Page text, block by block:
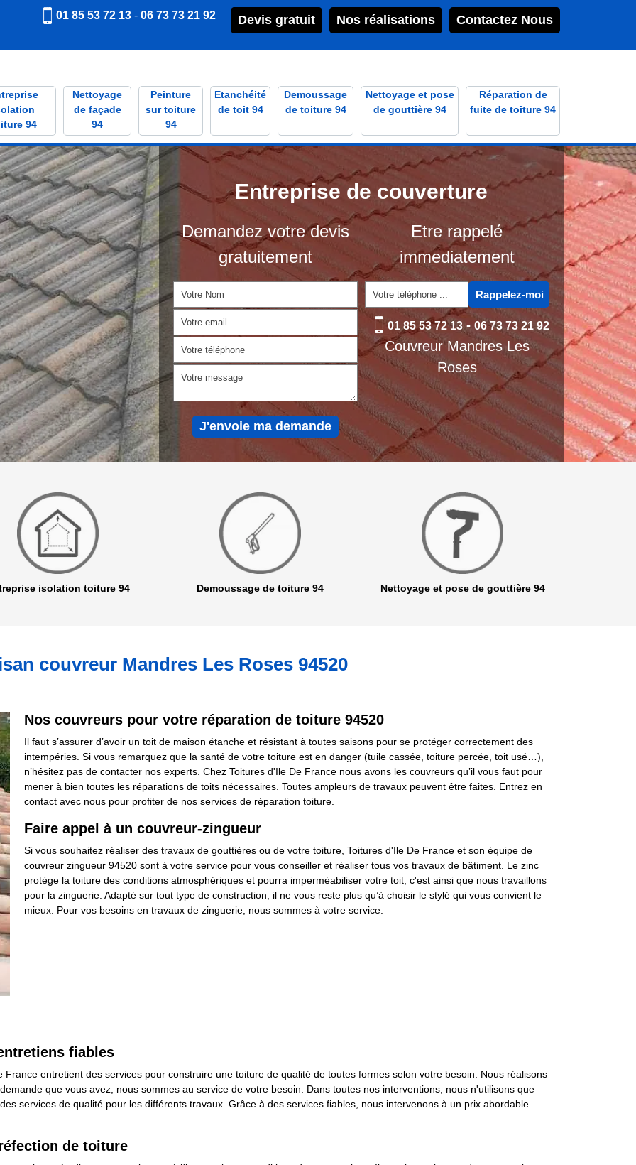
Devis gratuit Nos réalisations Contactez Nous
01 85 53 72 13 - 06 73 73 21 92
94
Nettoyage
de façade
94
Peinture
sur toiture
94
Etanchéité
de toit 94
Demoussage
de toiture 94
Nettoyage et pose
de gouttière 94
Réparation de
fuite de toiture 94
Entreprise de couverture
Demandez votre devis
gratuitement
Etre rappelé
immediatement
01 85 53 72 13- 06 73 73 21 92
Couvreur Mandres Les
Roses
isolation toiture 94 Demoussage de toiture 94 Nettoyage et pose de gouttière 94
couvreur Mandres Les Roses 94520
Nos couvreurs pour votre réparation de toiture 94520
Il faut s’assurer d’avoir un toit de maison étanche et résistant à toutes saisons pour se protéger correctement des
intempéries. Si vous remarquez que la santé de votre toiture est en danger (tuile cassée, toiture percée, toit usé…),
n’hésitez pas de contacter nos experts. Chez Toitures d'Ile De France nous avons les couvreurs qu’il vous faut pour
mener à bien toutes les réparations de toits nécessaires. Toutes ampleurs de travaux peuvent être faites. Entrez en
contact avec nous pour profiter de nos services de réparation toiture.
Faire appel à un couvreur-zingueur
Si vous souhaitez réaliser des travaux de gouttières ou de votre toiture, Toitures d'Ile De France et son équipe de
couvreur zingueur 94520 sont à votre service pour vous conseiller et réaliser tous vos travaux de bâtiment. Le zinc
protège la toiture des conditions atmosphériques et pourra imperméabiliser votre toit, c'est ainsi que nous travaillons
pour la zinguerie. Adapté sur tout type de construction, il ne vous reste plus qu’à choisir le stylé qui vous convient le
mieux. Pour vos besoins en travaux de zinguerie, nous sommes à votre service.
fiables
entretient des services pour construire une toiture de qualité de toutes formes selon votre besoin. Nous réalisons
que vous avez, nous sommes au service de votre besoin. Dans toutes nos interventions, nous n'utilisons que
services de qualité pour les différents travaux. Grâce à des services fiables, nous intervenons à un prix abordable.
de toiture